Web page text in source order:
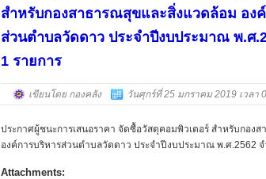
สำหรับกองสาธารณสุขและสิ่งแวดล้อม อง
ส่วนตำบลวัดดาว ประจำปีงบประมาณ พ.ศ
1 รายการ
เขียนโดย กองคลัง วันศุกร์ที่ 25 มกราคม 2019 เวลา
ประกาศผู้ชนะการเสนอราคา จัดซื้อวัสดุคอมพิวเตอร์ สำหรับกอง
องค์การบริหารส่วนตำบลวัดดาว ประจำปีงบประมาณ พ.ศ.2562 จ
Attachments: